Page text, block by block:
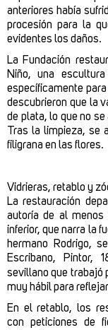
anteriores había
procesión para la
evidentes los daños.
La Fundación
Niño, una
específicamente
descubrieron que la
de plata, lo que no
Tras la limpieza, se
filigrana en las flores.
Vidrieras, retablo y
La restauración
autoría de al
inferior, que narra la
hermano Rodrigo,
Escribano, Pintor,
sevillano que trabajó
muy hábil para
En el retablo, los
con peticiones de